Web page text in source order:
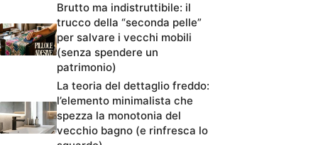
Brutto ma indistruttibile: il
trucco della “seconda pelle”
per salvare i vecchi mobili
(senza spendere un
patrimonio)
La teoria del dettaglio freddo:
l’elemento minimalista che
spezza la monotonia del
vecchio bagno (e rinfresca lo